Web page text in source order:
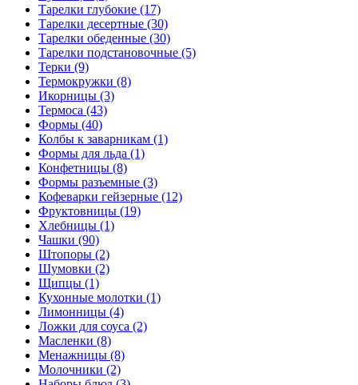
Тарелки глубокие (17)
Тарелки десертные (30)
Тарелки обеденные (30)
Тарелки подстановочные (5)
Терки (9)
Термокружки (8)
Икорницы (3)
Термоса (43)
Формы (40)
Колбы к заварникам (1)
Формы для льда (1)
Конфетницы (8)
Формы разъемные (3)
Кофеварки гейзерные (12)
Фруктовницы (19)
Хлебницы (1)
Чашки (90)
Штопоры (2)
Шумовки (2)
Щипцы (1)
Кухонные молотки (1)
Лимонницы (4)
Ложки для соуса (2)
Масленки (8)
Менажницы (8)
Молочники (2)